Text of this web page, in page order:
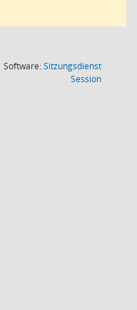
Software:Sitzungsdienst
Session(Wird in